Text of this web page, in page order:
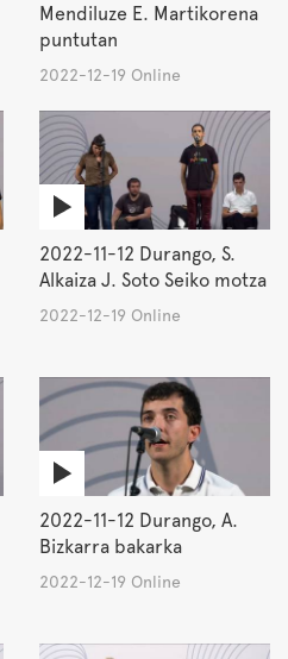
Mendiluze E. Martikorena
puntutan
2022-12-19 Online
2022-11-12 Durango, S.
Alkaiza J. Soto Seiko motza
2022-12-19 Online
2022-11-12 Durango, A.
Bizkarra bakarka
2022-12-19 Online